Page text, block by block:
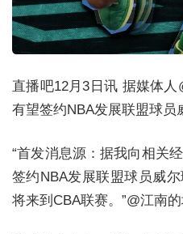
直播吧12月3日讯 据媒体
有望签约NBA发展联盟球员
“首发消息源：据我向相关
签约NBA发展联盟球员威
将来到CBA联赛。”@江南